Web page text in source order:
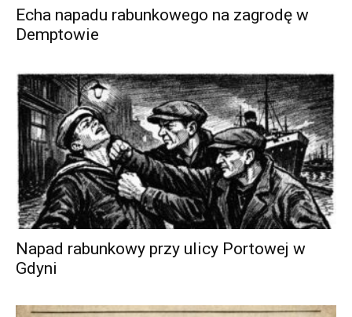
Echa napadu rabunkowego na zagrodę w
Demptowie
Napad rabunkowy przy ulicy Portowej w
Gdyni